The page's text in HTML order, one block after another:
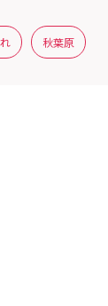
秋葉原